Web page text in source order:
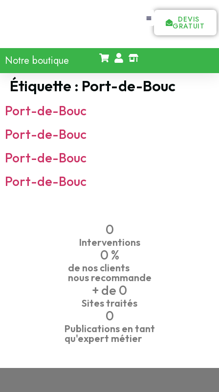
DEVIS
GRATUIT
Notre boutique
Étiquette : Port-de-Bouc
Port-de-Bouc
Port-de-Bouc
Port-de-Bouc
Port-de-Bouc
Interventions
0
de nos clients
nous recommande
0 %
Sites traités
+ de 0
Publications en tant
qu'expert métier
0